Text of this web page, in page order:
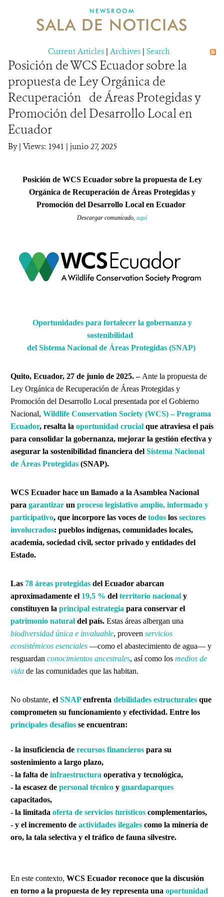
MECANISMO DE ATENCIÓN DE QUEJAS Y RECLAMOS
DONA
NEWSROOM
SALA DE NOTICIAS
Current Articles | Archives | Search
Posición de WCS Ecuador sobre la
propuesta de Ley Orgánica de
Recuperación de Áreas Protegidas y
Promoción del Desarrollo Local en
Ecuador
By| Views: 1941 | junio 27, 2025
Posición de WCS Ecuador sobre la propuesta de Ley
Orgánica de Recuperación de Áreas Protegidas y
Promoción del Desarrollo Local en Ecuador
Descargar comunicado, aquí
Oportunidades para fortalecer la gobernanza y
sostenibilidad
del Sistema Nacional de Áreas Protegidas (SNAP)
Quito, Ecuador, 27 de junio de 2025. – Ante la propuesta de
Ley Orgánica de Recuperación de Áreas Protegidas y
Promoción del Desarrollo Local presentada por el Gobierno
Nacional, Wildlife Conservation Society (WCS) – Programa
Ecuador, resalta la oportunidad crucial que atraviesa el país
para consolidar la gobernanza, mejorar la gestión efectiva y
asegurar la sostenibilidad financiera del Sistema Nacional
de Áreas Protegidas (SNAP).
WCS Ecuador hace un llamado a la Asamblea Nacional
para garantizar un proceso legislativo amplio, informado y
participativo, que incorpore las voces de todos los sectores
involucrados: pueblos indígenas, comunidades locales,
academia, sociedad civil, sector privado y entidades del
Estado.
Las 78 áreas protegidas del Ecuador abarcan
aproximadamente el 19,5 % del territorio nacional y
constituyen la principal estrategia para conservar el
patrimonio natural del país. Estas áreas albergan una
biodiversidad única e invaluable, proveen servicios
ecosistémicos esenciales —como el abastecimiento de agua— y
resguardan conocimientos ancestrales, así como los medios de
vida de las comunidades que las habitan.
No obstante, el SNAPenfrenta debilidades estructurales que
comprometen su funcionamiento y efectividad. Entre los
principales desafíos se encuentran:
- la insuficiencia de recursos financieros para su
sostenimiento a largo plazo,
- la falta de infraestructura operativa y tecnológica,
- la escasez de personal técnico y guardaparques
capacitados,
- la limitada oferta de servicios turísticos complementarios,
- y el incremento de actividades ilegales como la minería de
oro, la tala selectiva y el tráfico de fauna silvestre.
En este contexto, WCS Ecuador reconoce que la discusión
en torno a la propuesta de ley representa una oportunidad